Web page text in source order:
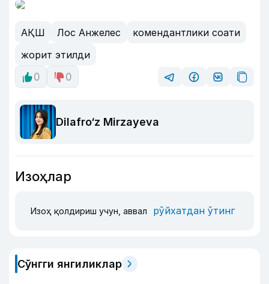
АҚШ Лос Анжелес
комендантлики соати
жорит этилди
0
0
Dilafro‘z Mirzayeva
Изоҳлар
Изоҳ қолдириш учун, аввал рўйхатдан ўтинг
Сўнгги янгиликлар